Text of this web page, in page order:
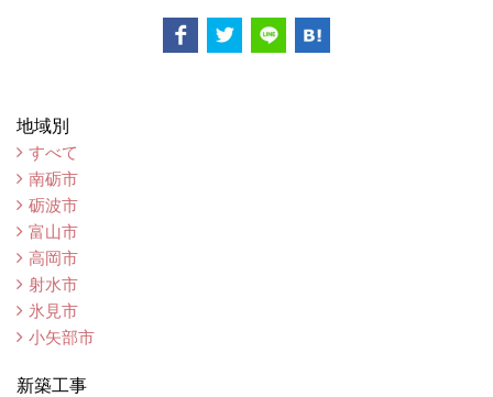
地域別
すべて
南砺市
砺波市
富山市
高岡市
射水市
氷見市
小矢部市
新築工事